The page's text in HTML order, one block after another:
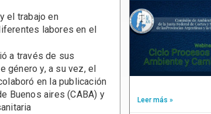
el trabajo en
labores en el
a través de sus
género y, a su vez, el
en la publicación
Buenos aires (CABA) y
Leer más »